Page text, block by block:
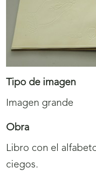
Tipo de imagen
Imagen grande
Obra
Libro con el
ciegos.